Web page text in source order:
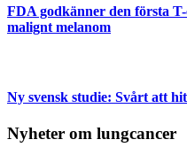
FDA godkänner den första
malignt melanom
Ny svensk studie: Svårt att
Nyheter om lungcancer